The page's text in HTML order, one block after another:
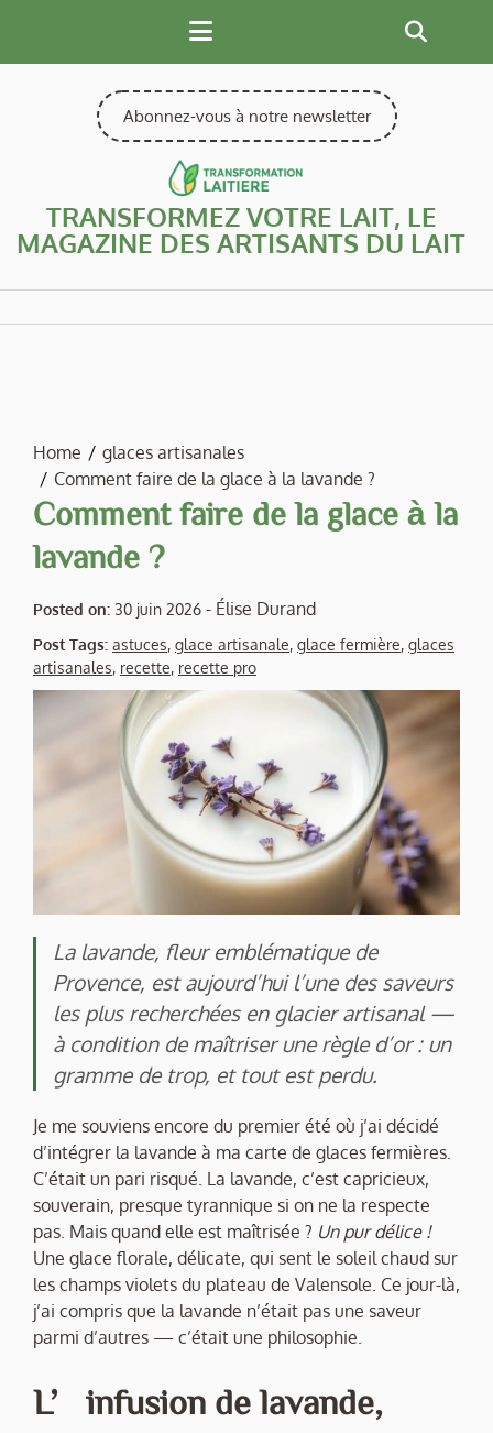
content
Abonnez-vous à notre newsletter
TRANSFORMEZ VOTRE LAIT, LE
MAGAZINE DES ARTISANTS DU LAIT
Home
glaces artisanales
Comment faire de la glace à la lavande ?
Comment faire de la glace à la
lavande ?
Posted on: 30 juin 2026 - Élise Durand
Post Tags: astuces, glace artisanale, glace fermière, glaces
artisanales, recette, recette pro
La lavande, fleur emblématique de
Provence, est aujourd’hui l’une des saveurs
les plus recherchées en glacier artisanal —
à condition de maîtriser une règle d’or : un
gramme de trop, et tout est perdu.
Je me souviens encore du premier été où j’ai décidé
d’intégrer la lavande à ma carte de glaces fermières.
C’était un pari risqué. La lavande, c’est capricieux,
souverain, presque tyrannique si on ne la respecte
pas. Mais quand elle est maîtrisée ? Un pur délice !
Une glace florale, délicate, qui sent le soleil chaud sur
les champs violets du plateau de Valensole. Ce jour-là,
j’ai compris que la lavande n’était pas une saveur
parmi d’autres — c’était une philosophie.
L’infusion de lavande,